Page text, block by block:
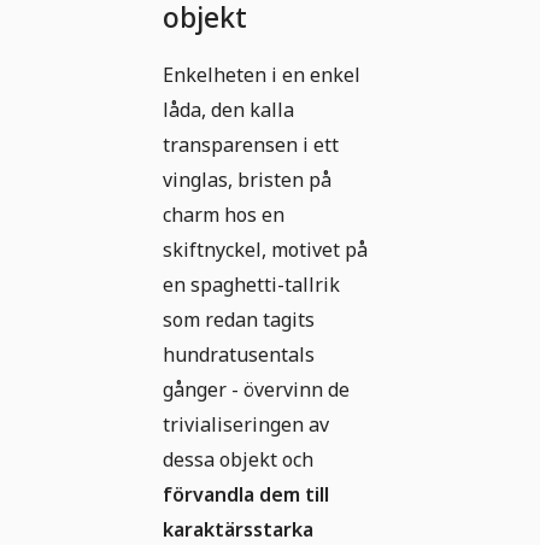
objekt
Enkelheten i en enkel
låda, den kalla
transparensen i ett
vinglas, bristen på
charm hos en
skiftnyckel, motivet på
en spaghetti-tallrik
som redan tagits
hundratusentals
gånger - övervinn de
trivialiseringen av
dessa objekt och
förvandla dem till
karaktärsstarka